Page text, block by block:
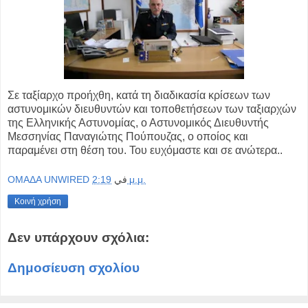
Σε ταξίαρχο προήχθη, κατά τη διαδικασία κρίσεων των
αστυνομικών διευθυντών και τοποθετήσεων των ταξιαρχών
της Ελληνικής Αστυνομίας, ο Αστυνομικός Διευθυντής
Μεσσηνίας Παναγιώτης Πούπουζας, ο οποίος και
παραμένει στη θέση του. Του ευχόμαστε και σε ανώτερα..
OMAΔΑ UNWIRED في 2:19 μ.μ.
Κοινή χρήση
Δεν υπάρχουν σχόλια:
Δημοσίευση σχολίου